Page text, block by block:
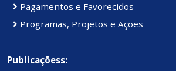
Pagamentos e Favorecidos
Programas, Projetos e Ações
Publicaçõess: